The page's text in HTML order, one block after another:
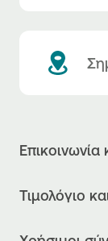
Τιμολόγιο